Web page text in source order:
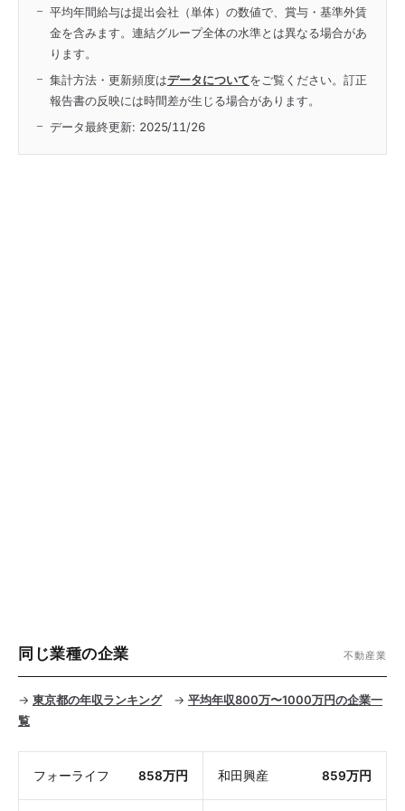
平均年間給与は提出会社（単体）の数値で、賞与・基準外賃
金を含みます。連結グループ全体の水準とは異なる場合があ
ります。
集計方法・更新頻度はデータについてをご覧ください。訂正
報告書の反映には時間差が生じる場合があります。
データ最終更新: 2025/11/26
同じ業種の企業 不動産業
→ 東京都の年収ランキング→ 平均年収800万〜1000万円の企業一
覧
フォーライフ 858万円 和田興産 859万円